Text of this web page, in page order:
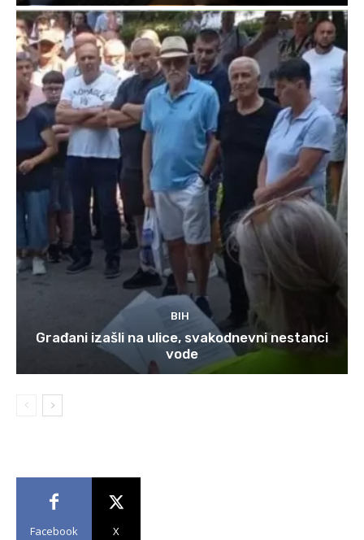
BIH
Građani izašli na ulice, svakodnevni nestanci
vode
Facebook X